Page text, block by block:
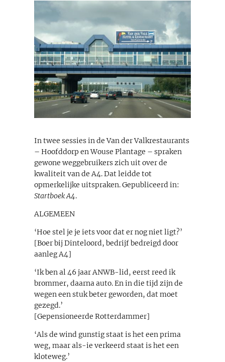
In twee sessies in de Van der Valkrestaurants
– Hoofddorp en Wouse Plantage – spraken
gewone weggebruikers zich uit over de
kwaliteit van de A4. Dat leidde tot
opmerkelijke uitspraken. Gepubliceerd in:
Startboek A4.
ALGEMEEN
‘Hoe stel je je iets voor dat er nog niet ligt?’
[Boer bij Dinteloord, bedrijf bedreigd door
aanleg A4]
‘Ik ben al 46 jaar ANWB-lid, eerst reed ik
brommer, daarna auto. En in die tijd zijn de
wegen een stuk beter geworden, dat moet
gezegd.’
[Gepensioneerde Rotterdammer]
‘Als de wind gunstig staat is het een prima
weg, maar als-ie verkeerd staat is het een
kloteweg.’